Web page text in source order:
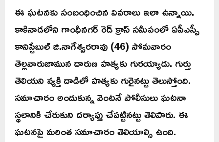
ఈ ఘటనకు సంబంధించిన వివరాలు ఇలా ఉన్నాయి.
కాకినాడలోని గాంధీనగర్ రెడ్ క్రాస్ సమీపంలో ఏపీఎస్పీ
కానిస్టేబుల్ జి.నాగేశ్వరరావు (46) సోమవారం
తెల్లవారుజామున దారుణ హత్యకు గురయ్యాడు. గుర్తు
తెలియని వ్యక్తి దాడిలో హత్యకు గురైనట్టు తెలుస్తోంది.
సమాచారం అందుకున్న వెంటనే పోలీసులు ఘటనా
స్థలానికి చేరుకుని దర్యాప్తు చేపట్టినట్టు తెలిపారు. ఈ
ఘటనపై మరింత సమాచారం తెలియాల్సి ఉంది.